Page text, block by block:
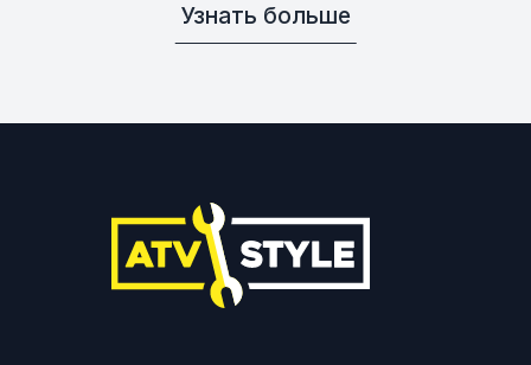
Узнать больше